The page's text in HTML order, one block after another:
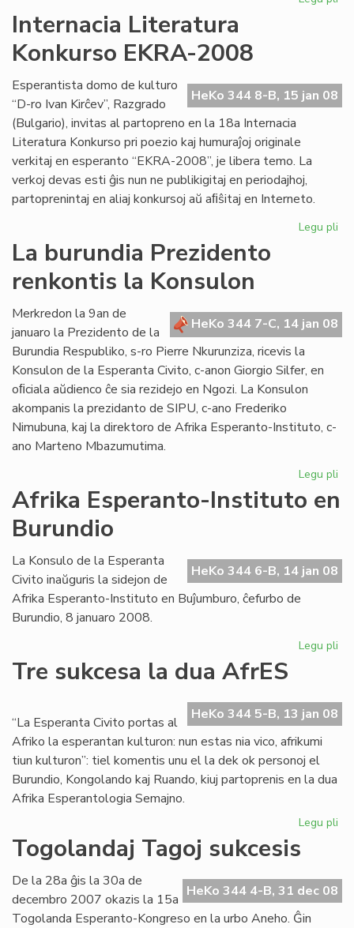
Internacia Literatura
Konkurso EKRA-2008
HeKo 344 8-B, 15 jan 08
Esperantista domo de kulturo
“D-ro Ivan Kirĉev”, Razgrado
(Bulgario), invitas al partopreno en la 18a Internacia
Literatura Konkurso pri poezio kaj humuraĵoj originale
verkitaj en esperanto “EKRA-2008”, je libera temo. La
verkoj devas esti ĝis nun ne publikigitaj en periodajhoj,
partoprenintaj en aliaj konkursoj aŭ aﬁŝitaj en Interneto.
Legu pli
La burundia Prezidento
renkontis la Konsulon
HeKo 344 7-C, 14 jan 08
Merkredon la 9an de
januaro la Prezidento de la
Burundia Respubliko, s-ro Pierre Nkurunziza, ricevis la
Konsulon de la Esperanta Civito, c-anon Giorgio Silfer, en
oﬁciala aŭdienco ĉe sia rezidejo en Ngozi. La Konsulon
akompanis la prezidanto de SIPU, c-ano Frederiko
Nimubuna, kaj la direktoro de Afrika Esperanto-Instituto, c-
ano Marteno Mbazumutima.
Legu pli
la
Afrika Esperanto-Instituto en
Burundio
HeKo 344 6-B, 14 jan 08
La Konsulo de la Esperanta
Civito inaŭguris la sidejon de
Afrika Esperanto-Instituto en Buĵumburo, ĉefurbo de
Burundio, 8 januaro 2008.
Legu pli
Tre sukcesa la dua AfrES
HeKo 344 5-B, 13 jan 08
“La Esperanta Civito portas al
Afriko la esperantan kulturon: nun estas nia vico, afrikumi
tiun kulturon”: tiel komentis unu el la dek ok personoj el
Burundio, Kongolando kaj Ruando, kiuj partoprenis en la dua
Afrika Esperantologia Semajno.
Legu pli
Togolandaj Tagoj sukcesis
HeKo 344 4-B, 31 dec 08
De la 28a ĝis la 30a de
decembro 2007 okazis la 15a
Togolanda Esperanto-Kongreso en la urbo Aneho. Ĝin